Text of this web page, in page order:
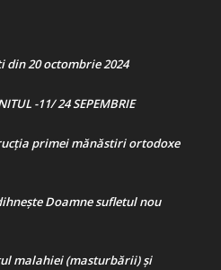
20 octombrie 2024
-11/ 24 SEPEMBRIE
primei mănăstiri ortodoxe
Doamne sufletul nou
malahiei (masturbării) şi